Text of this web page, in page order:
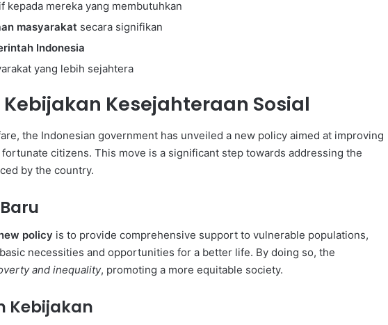
kepada mereka yang membutuhkan
masyarakat secara signifikan
Indonesia
yang lebih sejahtera
Kesejahteraan Sosial
the Indonesian government has unveiled a new policy aimed at improving
citizens. This move is a significant step towards addressing the
by the country.
policy is to provide comprehensive support to vulnerable populations,
necessities and opportunities for a better life. By doing so, the
and inequality, promoting a more equitable society.
Kebijakan